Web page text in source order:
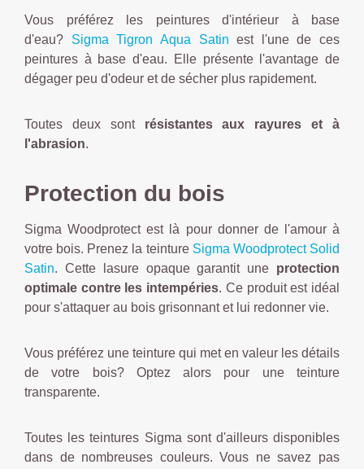
Vous préférez les peintures d'intérieur à base
d'eau? Sigma Tigron Aqua Satinest l'une de ces
peintures à base d'eau. Elle présente l'avantage de
dégager peu d'odeur et de sécher plus rapidement.
Toutes deux sont résistantes aux rayures et à
l'abrasion.
Protection du bois
Sigma Woodprotect est là pour donner de l'amour à
votre bois. Prenez la teinture Sigma Woodprotect Solid
Satin. Cette lasure opaque garantit une protection
optimale contre les intempéries. Ce produit est idéal
pour s'attaquer au bois grisonnant et lui redonner vie.
Vous préférez une teinture qui met en valeur les détails
de votre bois? Optez alors pour une teinture
transparente.
Toutes les teintures Sigma sont d'ailleurs disponibles
dans de nombreuses couleurs. Vous ne savez pas